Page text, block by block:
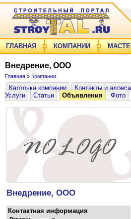
ГЛАВНАЯ КОМПАНИИ
Внедрение, ООО
Главная » Компании
Карточка компании Контакты и адреса
Услуги
Статьи Объявления Фото
Внедрение, ООО
Контактная информация